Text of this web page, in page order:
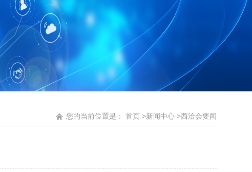
精彩图集
其他资料
您的当前位置是： 首页 >新闻中心 >西洽会要闻